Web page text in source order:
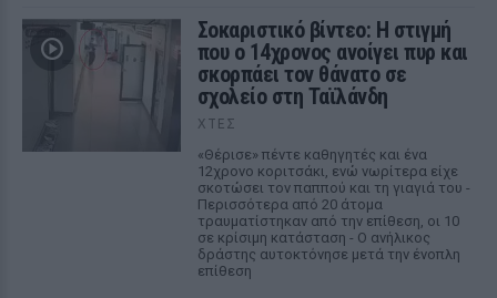
Σοκαριστικό βίντεο: Η στιγμή
που ο 14χρονος ανοίγει πυρ και
σκορπάει τον θάνατο σε
σχολείο στη Ταϊλάνδη
ΧΤΕΣ
«Θέρισε» πέντε καθηγητές και ένα
12χρονο κοριτσάκι, ενώ νωρίτερα είχε
σκοτώσει τον παππού και τη γιαγιά του -
Περισσότερα από 20 άτομα
τραυματίστηκαν από την επίθεση, οι 10
σε κρίσιμη κατάσταση - Ο ανήλικος
δράστης αυτοκτόνησε μετά την ένοπλη
επίθεση